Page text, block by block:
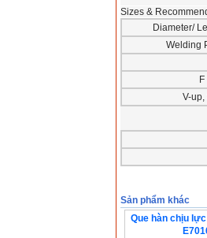
Sizes &
Diameter/
Welding
F
V-up,
Sản phẩm khác
Que hàn chịu